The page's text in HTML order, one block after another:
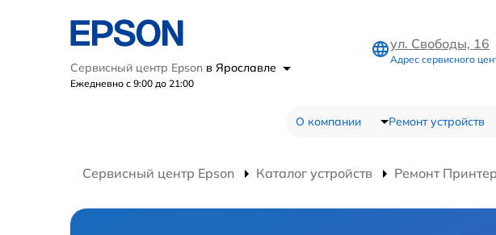
Сервисный центр Epson в Ярославле
Ежедневно с 9:00 до 21:00
ул. Свободы, 16
Адрес сервисного
О компании Ремонт устройств
Сервисный центр Epson Каталог устройств Ремонт